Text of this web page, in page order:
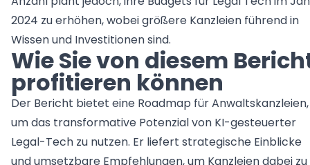
2024 zu erhöhen, wobei größere Kanzleien führend in
Wissen und Investitionen sind.
Wie Sie von diesem
profitieren können
Der Bericht bietet eine Roadmap für Anwaltskanzleien,
um das transformative Potenzial von KI-gesteuerter
Legal-Tech zu nutzen. Er liefert strategische Einblicke
und umsetzbare Empfehlungen, um Kanzleien dabei zu